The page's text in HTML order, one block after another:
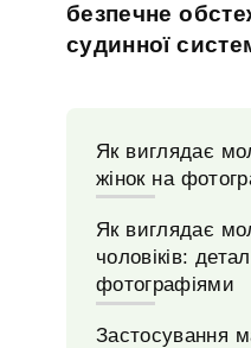
безпечне
судинної
Як виглядає
жінок на
Як виглядає
чоловіків:
фотографіями
Застосування